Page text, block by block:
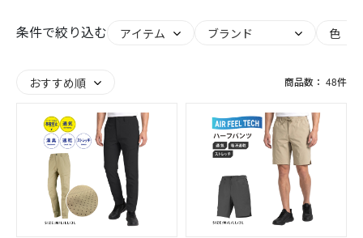
条件で絞り込む
商品数： 48件